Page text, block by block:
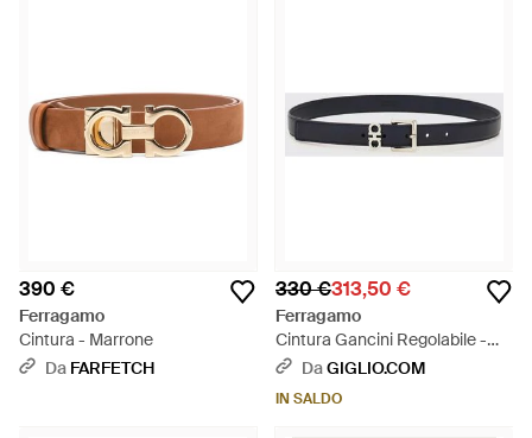
390 €
Ferragamo
Cintura - Marrone
Da FARFETCH
330 €313,50 €
Ferragamo
Cintura Gancini Regolabile -
Bianco
DaGIGLIO.COM
IN SALDO